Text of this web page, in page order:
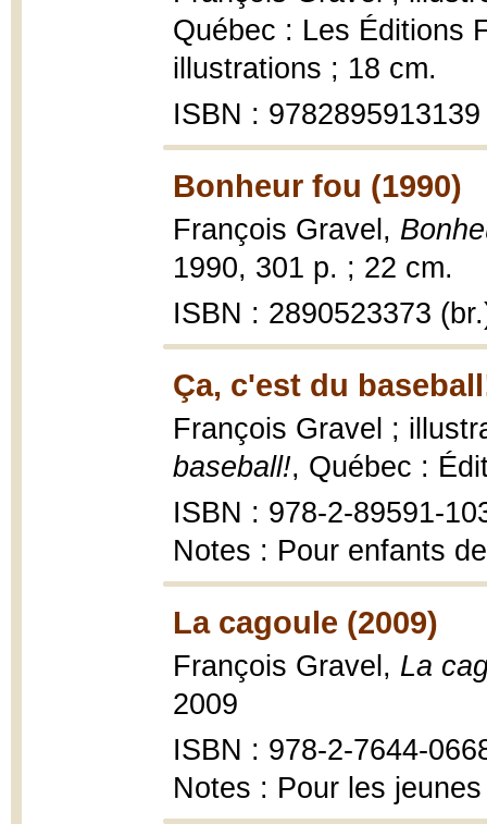
Québec : Les Éditions
illustrations ; 18 cm.
ISBN : 9782895913139
Bonheur fou (1990)
François Gravel,
1990, 301 p. ; 22 cm.
ISBN : 2890523373
Ça, c'est du
François Gravel ;
baseball!, Québec :
ISBN : 978-2-89591-
Notes : Pour enfants
La cagoule (2009)
François Gravel, La
2009
ISBN : 978-2-7644-
Notes : Pour les jeunes